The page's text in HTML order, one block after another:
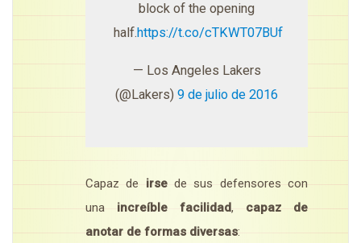
block of the opening
half.https://t.co/cTKWT07BUf
— Los Angeles Lakers
(@Lakers) 9 de julio de 2016
Capaz de irsede sus defensores con
una increíble facilidad, capaz de
anotar de formas diversas: